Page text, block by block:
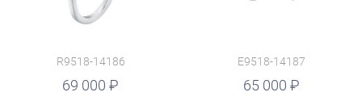
R9518-14186
69 000
E9518-14187
65 000